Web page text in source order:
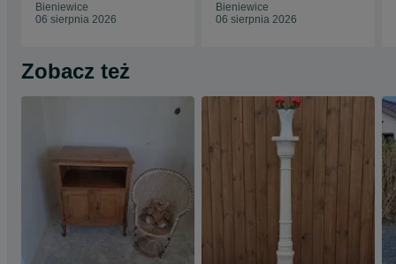
Bieniewice
06 sierpnia 2026
Bieniewice
06 sierpnia 2026
Zobacz też